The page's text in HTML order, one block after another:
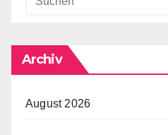
Archiv
August 2026